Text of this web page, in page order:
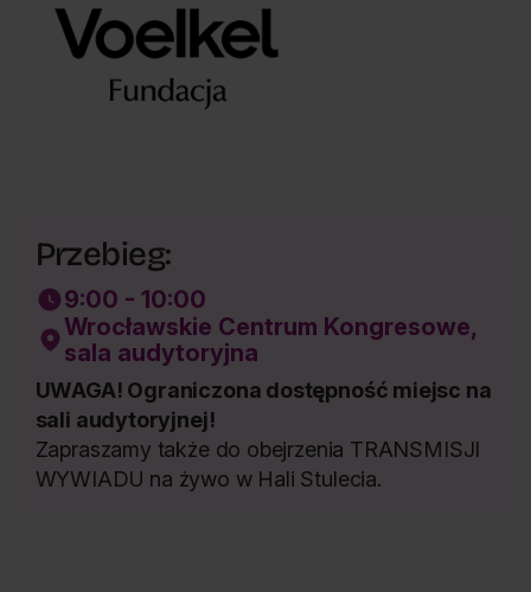
Przebieg:
9:00 - 10:00
Wrocławskie Centrum Kongresowe,
sala audytoryjna
UWAGA! Ograniczona dostępność miejsc na
sali audytoryjnej!
Zapraszamy także do obejrzenia TRANSMISJI
WYWIADU na żywo w Hali Stulecia.